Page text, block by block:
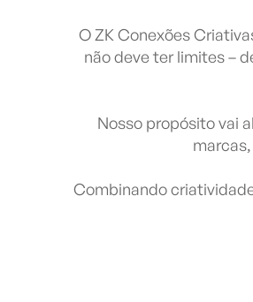
O ZK Conexões
não deve ter limites –
Nosso propósito vai
Combinando